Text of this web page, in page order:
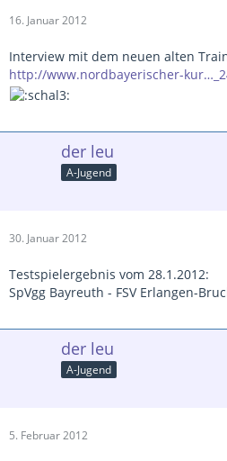
16. Januar 2012
Interview mit dem neuen alten
http://www.nordbayerischer-
der leu
A-Jugend
30. Januar 2012
Testspielergebnis vom 28.1.2012:
SpVgg Bayreuth - FSV Erlangen-
der leu
A-Jugend
5. Februar 2012